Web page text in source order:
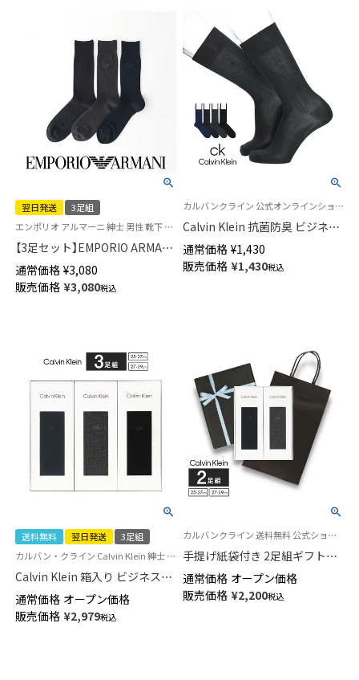
翌日発送
3足組
エンポリオ アルマーニ 紳士 男性 靴下 ギフト プレゼント
【3足セット】EMPORIO ARMANI
ビジネスソックス イーグル ロ
ゴ クルー丈 メンズ 【365日最短
翌日発送】92312722
通常価格 ¥3,080
販売価格 ¥3,080税込
カルバンクライン 公式オンラインショップ 紳士 靴下
Calvin Klein 抗菌防臭 ビジネス
ソックス 太リブ クルー丈 メン
ズ 02562700
通常価格 ¥1,430
販売価格 ¥1,430税込
送料無料 翌日発送
3足組
カルバン・クライン Calvin Klein 紳士 靴下 プレゼント ギフト ケース 新生活 入学 入社 就職 転勤 送別
Calvin Klein 箱入り ビジネス靴
下 3足セット リブ編み 抗菌防臭
クルー丈 オールシーズン用 メ
ンズ 【365日最短翌日発送】
通常価格 オープン価格
販売価格 ¥2,979税込
カルバンクライン 送料無料 公式ショップ 紳士 贈答用 靴下
手提げ紙袋付き 2足組ギフトセ
ット Calvin Klein オールシーズ
ン用 リブ編み 抗菌防臭 クルー
丈 ビジネス ソックス 包装済 メ
通常価格 オープン価格
販売価格 ¥2,200税込